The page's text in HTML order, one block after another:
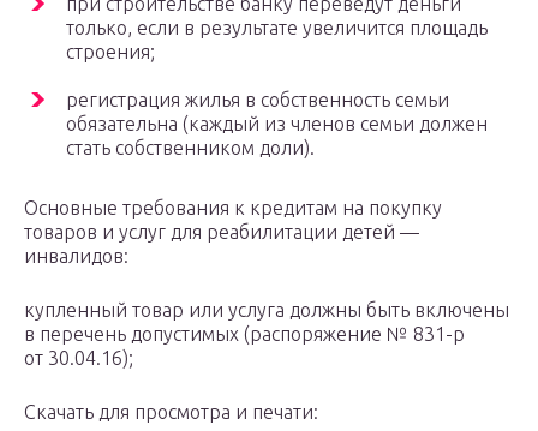
только, если в результате увеличится площадь
строения;
регистрация жилья в собственность семьи
обязательна (каждый из членов семьи должен
стать собственником доли).
Основные требования к кредитам на покупку
товаров и услуг для реабилитации детей —
инвалидов:
купленный товар или услуга должны быть включены
в перечень допустимых (распоряжение № 831-р
от 30.04.16);
Скачать для просмотра и печати: